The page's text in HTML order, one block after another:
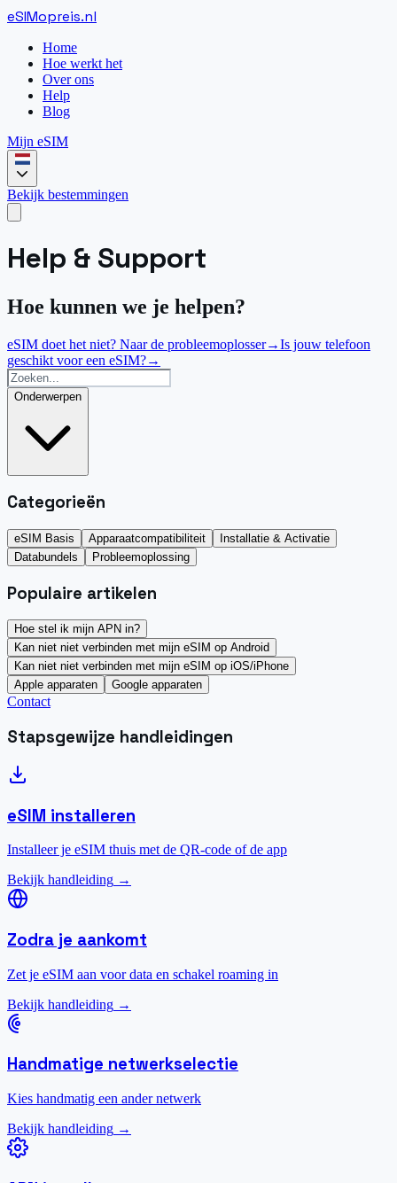
eSIMopreis.nl
Home
Hoe werkt het
Over ons
Help
Blog
Mijn eSIM
Bekijk bestemmingen
Help & Support
Hoe kunnen we je helpen?
eSIM doet het niet? Naar de probleemoplosser→Is jouw telefoon
geschikt voor een eSIM?→
Onderwerpen
Categorieën
eSIM Basis Apparaatcompatibiliteit
Installatie & Activatie
Databundels
Probleemoplossing
Populaire artikelen
Hoe stel ik mijn APN in?
Kan niet niet verbinden met mijn eSIM op Android
Kan niet niet verbinden met mijn eSIM op iOS/iPhone
Apple apparaten
Google apparaten
Contact
Stapsgewijze handleidingen
eSIM installeren
Installeer je eSIM thuis met de QR-code of de app
Bekijk handleiding →
Zodra je aankomt
Zet je eSIM aan voor data en schakel roaming in
Bekijk handleiding →
Handmatige netwerkselectie
Kies handmatig een ander netwerk
Bekijk handleiding →